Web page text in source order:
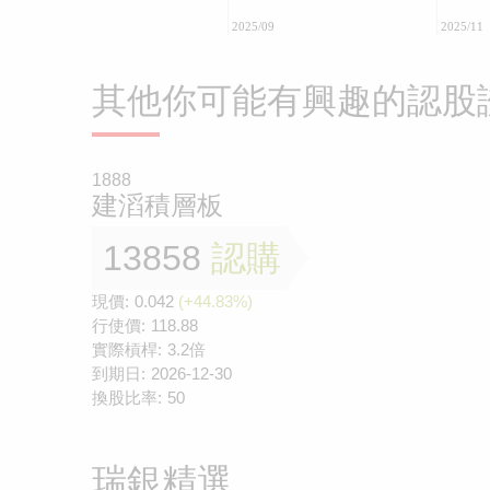
2025/09 2025/11
其他你可能有興趣的認股
1888
建滔積層板
13858 認購
現價: 0.042 (+44.83%)
行使價: 118.88
實際槓桿: 3.2倍
到期日: 2026-12-30
換股比率: 50
瑞銀精選